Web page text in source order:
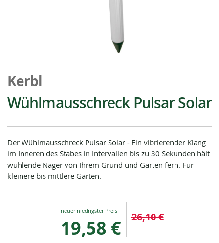
Anfang
der
Bildgalerie
springen
Kerbl
Wühlmausschreck Pulsar Solar
Der Wühlmausschreck Pulsar Solar - Ein vibrierender Klang
im Inneren des Stabes in Intervallen bis zu 30 Sekunden hält
wühlende Nager von Ihrem Grund und Garten fern. Für
kleinere bis mittlere Gärten.
Special
19,58 € 26,10 €